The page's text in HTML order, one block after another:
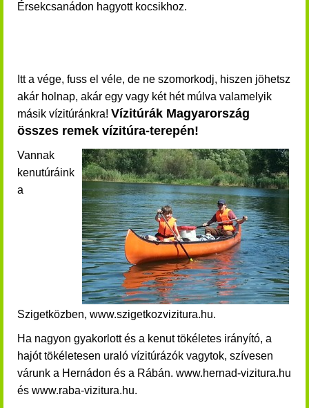
Érsekcsanádon hagyott kocsikhoz.
Itt a vége, fuss el véle, de ne szomorkodj, hiszen jöhetsz
akár holnap, akár egy vagy két hét múlva valamelyik
másik vízitúránkra! Vízitúrák Magyarország
összes remek vízitúra-terepén!
Vannak
kenutúráink
a
Szigetközben, www.szigetkozvizitura.hu.
Ha nagyon gyakorlott és a kenut tökéletes irányító, a
hajót tökéletesen uraló vízitúrázók vagytok, szívesen
várunk a Hernádon és a Rábán. www.hernad-vizitura.hu
és www.raba-vizitura.hu.